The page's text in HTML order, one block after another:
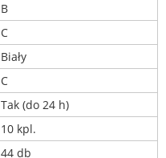
B
C
Biały
C
Tak (do 24 h)
10 kpl.
44 db